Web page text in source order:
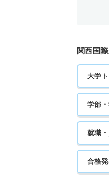
関西国
大学
学部
就職
合格発